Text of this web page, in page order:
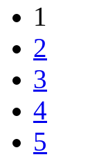
1
2
3
4
5